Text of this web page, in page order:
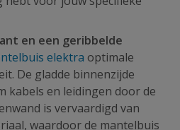
en een geribbelde
elektra optimale
De gladde binnenzijde
kabels en leidingen door de
is vervaardigd van
waardoor de mantelbuis